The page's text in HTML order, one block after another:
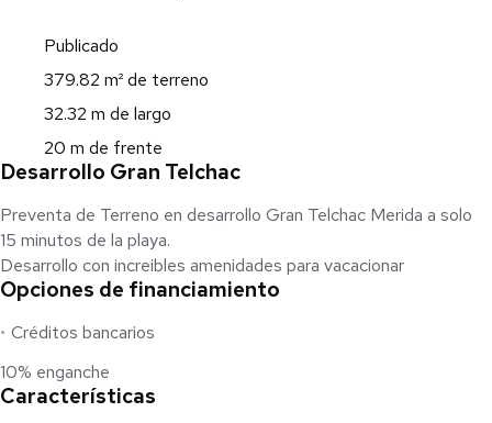
Publicado
379.82 m² de terreno
32.32 m de largo
20 m de frente
Desarrollo Gran Telchac
Preventa de Terreno en desarrollo Gran Telchac Merida a solo
15 minutos de la playa.
Desarrollo con increibles amenidades para vacacionar
Opciones de financiamiento
Créditos bancarios
10% enganche
Características